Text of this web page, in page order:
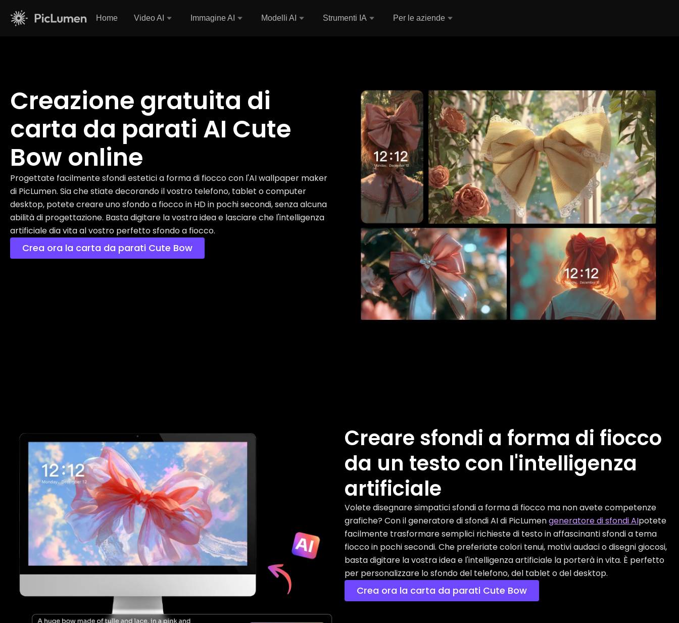
Home Video AI Immagine AI Modelli AI Strumenti IA Per le aziende
Creazione gratuita di
carta da parati AI Cute
Bow online
Progettate facilmente sfondi estetici a forma di fiocco con l'AI wallpaper maker
di PicLumen. Sia che stiate decorando il vostro telefono, tablet o computer
desktop, potete creare uno sfondo a fiocco in HD in pochi secondi, senza alcuna
abilità di progettazione. Basta digitare la vostra idea e lasciare che l'intelligenza
artificiale dia vita al vostro perfetto sfondo a fiocco.
Crea ora la carta da parati Cute Bow
Creare sfondi a forma di fiocco
da un testo con l'intelligenza
artificiale
Volete disegnare simpatici sfondi a forma di fiocco ma non avete competenze
grafiche? Con il generatore di sfondi AI di PicLumengeneratore di sfondi AIpotete
facilmente trasformare semplici richieste di testo in affascinanti sfondi a tema
fiocco in pochi secondi. Che preferiate colori tenui, motivi audaci o disegni giocosi,
basta digitare la vostra idea e l'intelligenza artificiale la porterà in vita. È perfetto
per personalizzare lo sfondo del telefono, del tablet o del desktop.
Crea ora la carta da parati Cute Bow